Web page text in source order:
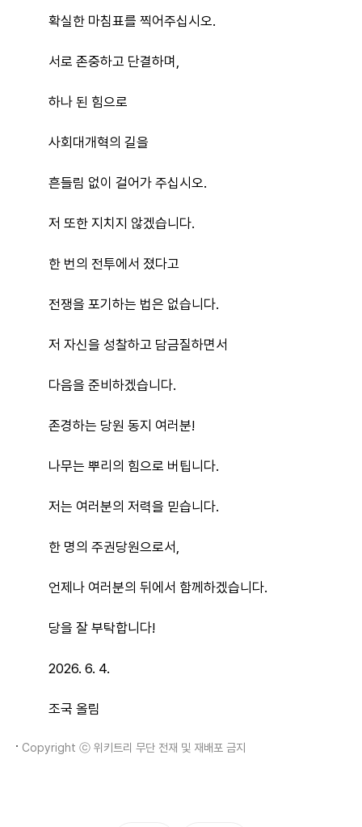
확실한 마침표를 찍어주십시오.
서로 존중하고 단결하며,
하나 된 힘으로
사회대개혁의 길을
흔들림 없이 걸어가 주십시오.
저 또한 지치지 않겠습니다.
한 번의 전투에서 졌다고
전쟁을 포기하는 법은 없습니다.
저 자신을 성찰하고 담금질하면서
다음을 준비하겠습니다.
존경하는 당원 동지 여러분!
나무는 뿌리의 힘으로 버팁니다.
저는 여러분의 저력을 믿습니다.
한 명의 주권당원으로서,
언제나 여러분의 뒤에서 함께하겠습니다.
당을 잘 부탁합니다!
2026. 6. 4.
조국 올림
Copyright ⓒ 위키트리 무단 전재 및 재배포 금지